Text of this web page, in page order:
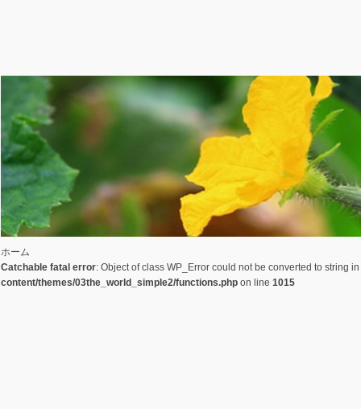
ホーム
Catchable fatal error: Object of class WP_Error could not be converted to string in
content/themes/03the_world_simple2/functions.php on line 1015